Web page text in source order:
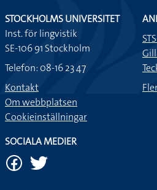
STOCKHOLMS UNIVERSITET
Inst. för lingvistik
SE-106 91 Stockholm
Telefon: 08-16 23 47
Kontakt
Om webbplatsen
Cookieinställningar
SOCIALA MEDIER